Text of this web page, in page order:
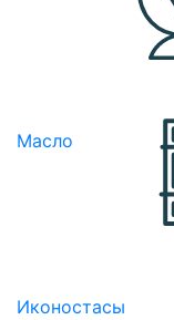
Масло
Иконостасы